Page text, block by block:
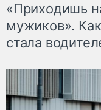
«Приходишь
мужиков».
стала